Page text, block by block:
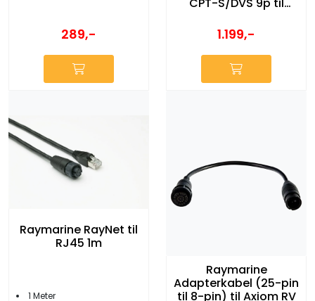
289,-
CPT-S/DVS 9p til
1.199,-
Raymarine RayNet til
RJ45 1m
1 Meter
Raymarine
Adapterkabel (25-pin
til 8-pin) til Axiom RV